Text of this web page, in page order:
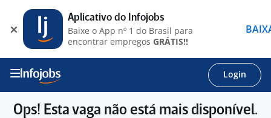
Login
Ops! Esta vaga não está mais disponível.
Aplicativo do Infojobs
Baixe o App nº 1 do Brasil para
encontrar empregos GRÁTIS!!